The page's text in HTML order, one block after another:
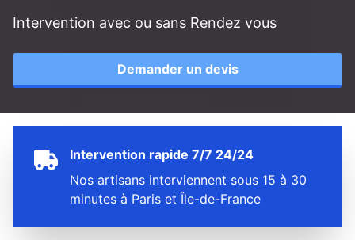
Intervention avec ou sans Rendez vous
Demander un devis
Intervention rapide 7/7 24/24
Nos artisans interviennent sous 15 à 30
minutes à Paris et Île-de-France